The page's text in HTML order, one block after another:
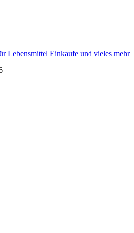
Lebensmittel Einkaufe und vieles mehr